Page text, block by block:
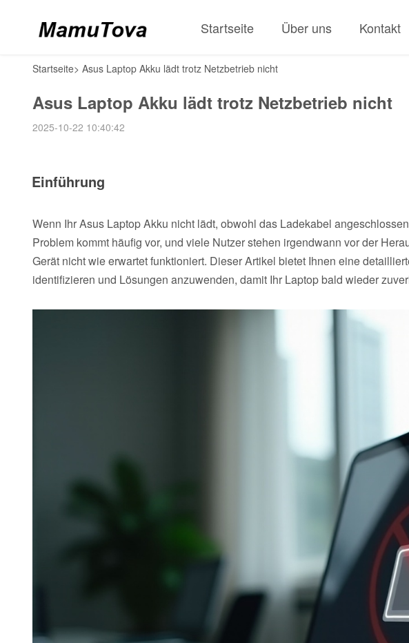
Startseite Über uns Kontakt
Startseite> Asus Laptop Akku lädt trotz Netzbetrieb nicht
Asus Laptop Akku lädt trotz Netzbetrieb nicht
2025-10-22 10:40:42
Einführung
Wenn Ihr Asus Laptop Akku nicht lädt, obwohl das Ladekabel
Problem kommt häufig vor, und viele Nutzer stehen irgendwann vor der
Gerät nicht wie erwartet funktioniert. Dieser Artikel bietet Ihnen eine
identifizieren und Lösungen anzuwenden, damit Ihr Laptop bald wieder